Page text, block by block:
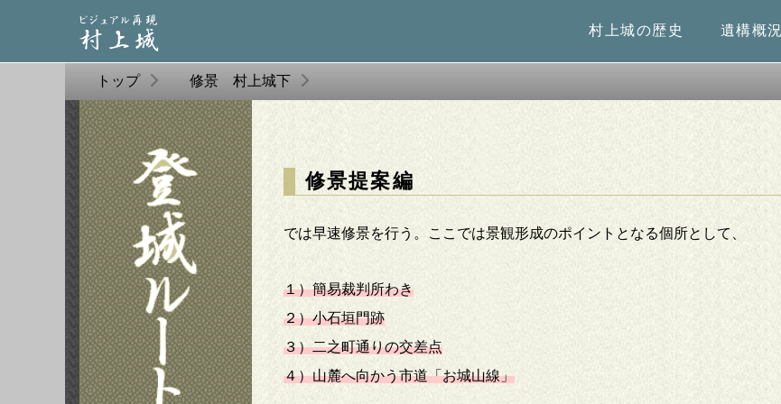
村上城の歴史 遺構概況
トップ 修景 村上城下
修景提案編
では早速修景を行う。ここでは景観形成のポイントとなる個所として、
１）簡易裁判所わき
２）小石垣門跡
３）二之町通りの交差点
４）山麓へ向かう市道「お城山線」